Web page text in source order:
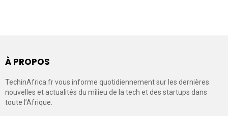
À PROPOS
TechinAfrica.fr vous informe quotidiennement sur les dernières
nouvelles et actualités du milieu de la tech et des startups dans
toute l’Afrique.